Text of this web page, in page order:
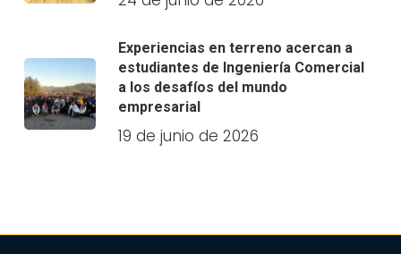
Experiencias en terreno acercan a
estudiantes de Ingeniería Comercial
a los desafíos del mundo
empresarial
19 de junio de 2026